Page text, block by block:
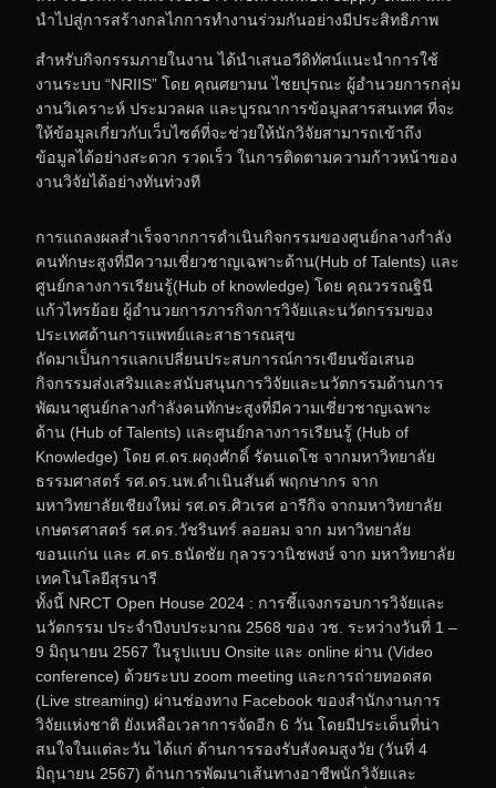
นำไปสู่การสร้างกลไกการทำงานร่วมกันอย่างมีประสิทธิภาพ
สำหรับกิจกรรมภายในงาน ได้นำเสนอวีดิทัศน์แนะนำการใช้
งานระบบ “NRIIS” โดย คุณศยามน ไชยปุรณะ ผู้อำนวยการกลุ่ม
งานวิเคราะห์ ประมวลผล และบูรณาการข้อมูลสารสนเทศ ที่จะ
ให้ข้อมูลเกี่ยวกับเว็บไซต์ที่จะช่วยให้นักวิจัยสามารถเข้าถึง
ข้อมูลได้อย่างสะดวก รวดเร็ว ในการติดตามความก้าวหน้าของ
งานวิจัยได้อย่างทันท่วงที
การแถลงผลสำเร็จจากการดำเนินกิจกรรมของศูนย์กลางกำลัง
คนทักษะสูงที่มีความเชี่ยวชาญเฉพาะด้าน(Hub of Talents) และ
ศูนย์กลางการเรียนรู้(Hub of knowledge) โดย คุณวรรณฐินี
แก้วไทรย้อย ผู้อำนวยการภารกิจการวิจัยและนวัตกรรมของ
ประเทศด้านการแพทย์และสาธารณสุข
ถัดมาเป็นการแลกเปลี่ยนประสบการณ์การเขียนข้อเสนอ
กิจกรรมส่งเสริมและสนับสนุนการวิจัยและนวัตกรรมด้านการ
พัฒนาศูนย์กลางกำลังคนทักษะสูงที่มีความเชี่ยวชาญเฉพาะ
ด้าน (Hub of Talents) และศูนย์กลางการเรียนรู้ (Hub of
Knowledge) โดย ศ.ดร.ผดุงศักดิ์ รัตนเดโช จากมหาวิทยาลัย
ธรรมศาสตร์ รศ.ดร.นพ.ดำเนินสันต์ พฤกษากร จาก
มหาวิทยาลัยเชียงใหม่ รศ.ดร.ศิวเรศ อารีกิจ จากมหาวิทยาลัย
เกษตรศาสตร์ รศ.ดร.วัชรินทร์ ลอยลม จาก มหาวิทยาลัย
ขอนแก่น และ ศ.ดร.ธนัดชัย กุลวรวานิชพงษ์ จาก มหาวิทยาลัย
เทคโนโลยีสุรนารี
ทั้งนี้ NRCT Open House 2024 : การชี้แจงกรอบการวิจัยและ
นวัตกรรม ประจำปีงบประมาณ 2568 ของ วช. ระหว่างวันที่ 1 –
9 มิถุนายน 2567 ในรูปแบบ Onsite และ online ผ่าน (Video
conference) ด้วยระบบ zoom meeting และการถ่ายทอดสด
(Live streaming) ผ่านช่องทาง Facebook ของสำนักงานการ
วิจัยแห่งชาติ ยังเหลือเวลาการจัดอีก 6 วัน โดยมีประเด็นที่น่า
สนใจในแต่ละวัน ได้แก่ ด้านการรองรับสังคมสูงวัย (วันที่ 4
มิถุนายน 2567) ด้านการพัฒนาเส้นทางอาชีพนักวิจัยและ